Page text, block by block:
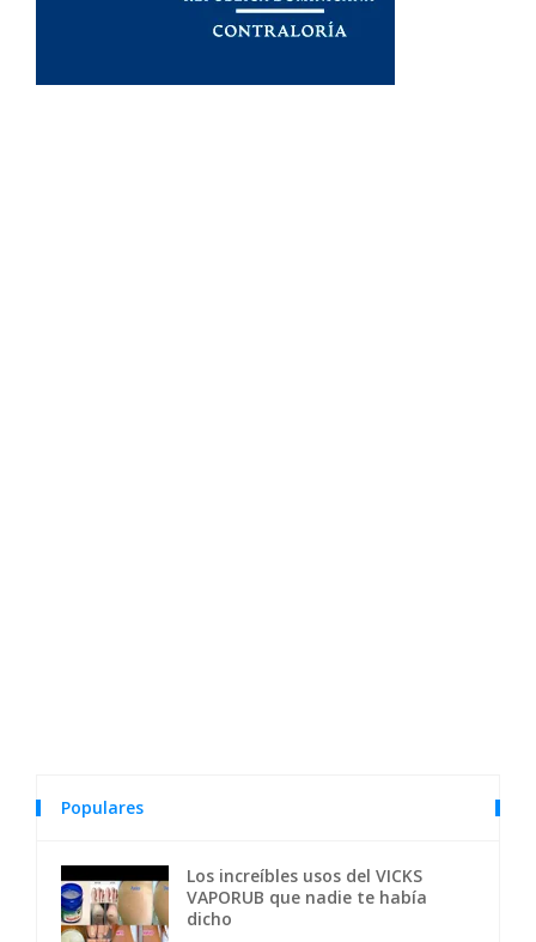
Populares
Los increíbles usos del VICKS
VAPORUB que nadie te había
dicho